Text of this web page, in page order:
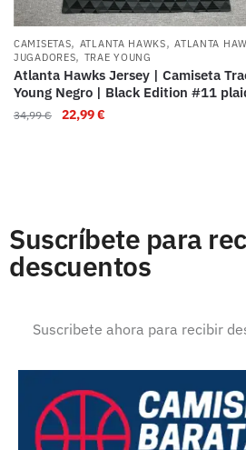
CAMISETAS, ATLANTA HAWKS,ATLANTA
JUGADORES, TRAE YOUNG
Atlanta Hawks Jersey | Camiseta
Young Negro | Black Edition #11
34,99€ 22,99€
Suscríbete para
descuentos